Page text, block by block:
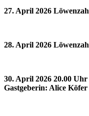
27. April 2026
28. April 2026
30. April 2026 20.00
Gastgeberin: Alice Köfer